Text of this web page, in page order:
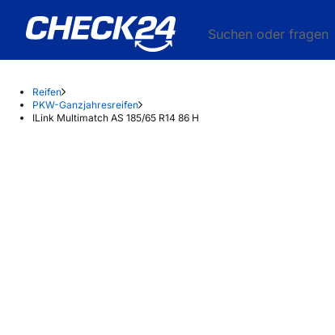
Suchen oder fragen
Reifen
PKW-Ganzjahresreifen
ILink Multimatch AS 185/65 R14 86 H